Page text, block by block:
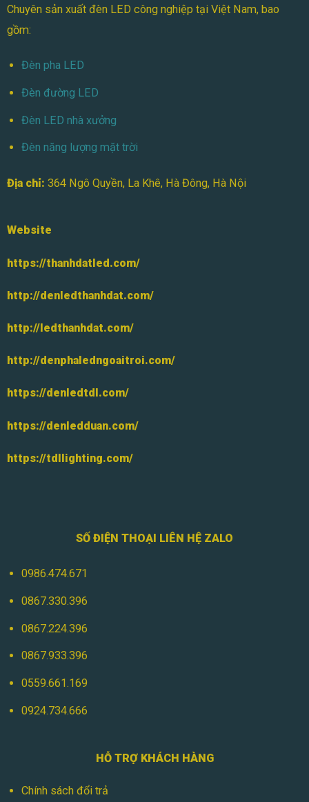
Chuyên sản xuất đèn LED công nghiệp tại Việt Nam, bao
gồm:
Đèn pha LED
Đèn đường LED
Đèn LED nhà xưởng
Đèn năng lượng mặt trời
Địa chỉ: 364 Ngô Quyền, La Khê, Hà Đông, Hà Nội
Website
https://thanhdatled.com/
http://denledthanhdat.com/
http://ledthanhdat.com/
http://denphaledngoaitroi.com/
https://denledtdl.com/
https://denledduan.com/
https://tdllighting.com/
SỐ ĐIỆN THOẠI LIÊN HỆ ZALO
0986.474.671
0867.330.396
0867.224.396
0867.933.396
0559.661.169
0924.734.666
HỖ TRỢ KHÁCH HÀNG
Chính sách đổi trả